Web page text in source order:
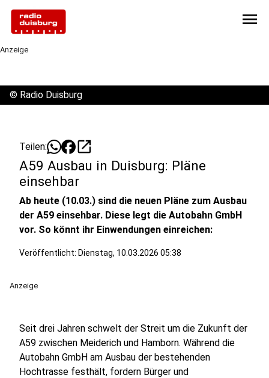
menu
Anzeige
© Radio Duisburg
Teilen: open_in_new
A59 Ausbau in Duisburg: Pläne
einsehbar
Ab heute (10.03.) sind die neuen Pläne zum Ausbau
der A59 einsehbar. Diese legt die Autobahn GmbH
vor. So könnt ihr Einwendungen einreichen:
Veröffentlicht: Dienstag, 10.03.2026 05:38
Anzeige
Seit drei Jahren schwelt der Streit um die Zukunft der
A59 zwischen Meiderich und Hamborn. Während die
Autobahn GmbH am Ausbau der bestehenden
Hochtrasse festhält, fordern Bürger und